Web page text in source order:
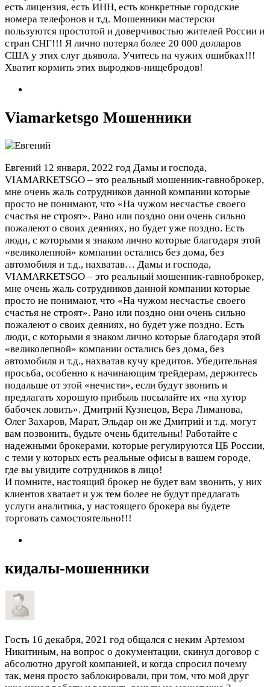
есть лицензия, есть ИНН, есть конкретные городские
номера телефонов и т.д. Мошенники мастерски
пользуются простотой и доверчивостью жителей России и
стран СНГ!!! Я лично потерял более 20 000 долларов
США у этих слуг дьявола. Учитесь на чужих ошибках!!!
Хватит кормить этих выродков-нищебродов!
Viamarketsgo Мошенники
Евгений 12 января, 2022 год Дамы и господа,
VIAMARKETSGO – это реальный мошенник-гавноброкер,
мне очень жаль сотрудников данной компании которые
просто не понимают, что «На чужом несчастье своего
счастья не строят». Рано или поздно они очень сильно
пожалеют о своих деяниях, но будет уже поздно. Есть
люди, с которыми я знаком лично которые благодаря этой
«великолепной» компании остались без дома, без
автомобиля и т.д., нахватав… Дамы и господа,
VIAMARKETSGO – это реальный мошенник-гавноброкер,
мне очень жаль сотрудников данной компании которые
просто не понимают, что «На чужом несчастье своего
счастья не строят». Рано или поздно они очень сильно
пожалеют о своих деяниях, но будет уже поздно. Есть
люди, с которыми я знаком лично которые благодаря этой
«великолепной» компании остались без дома, без
автомобиля и т.д., нахватав кучу кредитов. Убедительная
просьба, особенно к начинающим трейдерам, держитесь
подальше от этой «нечисти», если будут звонить и
предлагать хорошую прибыль посылайте их «на хутор
бабочек ловить». Дмитрий Кузнецов, Вера Лиманова,
Олег Захаров, Марат, Эльдар он же Дмитрий и т.д. могут
вам позвонить, будьте очень бдительны! Работайте с
надежными брокерами, которые регулируются ЦБ России,
с теми у которых есть реальные офисы в вашем городе,
где вы увидите сотрудников в лицо!
И помните, настоящий брокер не будет вам звонить, у них
клиентов хватает и уж тем более не будут предлагать
услуги аналитика, у настоящего брокера вы будете
торговать самостоятельно!!!
кидалы-мошенники
Гость 16 декабря, 2021 год общался с неким Артемом
Никитиным, на вопрос о документации, скинул договор с
абсолютно другой компанией, и когда спросил почему
так, меня просто заблокировали, при том, что мой друг